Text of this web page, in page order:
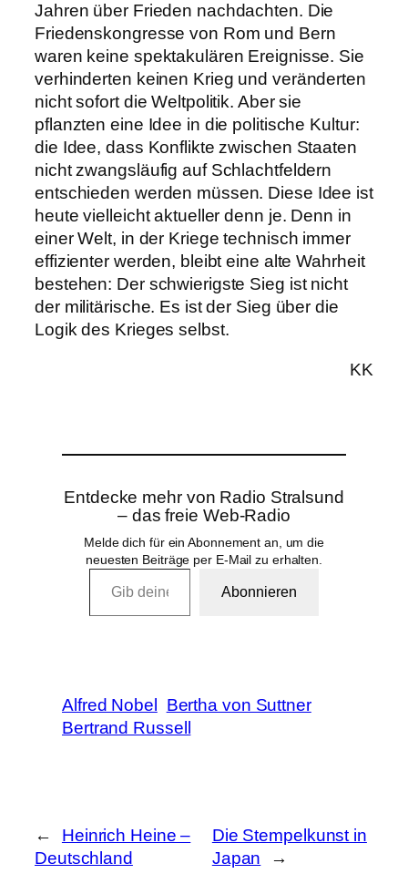
Jahren über Frieden nachdachten. Die
Friedenskongresse von Rom und Bern
waren keine spektakulären Ereignisse. Sie
verhinderten keinen Krieg und veränderten
nicht sofort die Weltpolitik. Aber sie
pflanzten eine Idee in die politische Kultur:
die Idee, dass Konflikte zwischen Staaten
nicht zwangsläufig auf Schlachtfeldern
entschieden werden müssen. Diese Idee ist
heute vielleicht aktueller denn je. Denn in
einer Welt, in der Kriege technisch immer
effizienter werden, bleibt eine alte Wahrheit
bestehen: Der schwierigste Sieg ist nicht
der militärische. Es ist der Sieg über die
Logik des Krieges selbst.
KK
Entdecke mehr von Radio Stralsund
– das freie Web-Radio
Melde dich für ein Abonnement an, um die
neuesten Beiträge per E-Mail zu erhalten.
Gib deine E-Mail-Adresse ein …
Abonnieren
Alfred Nobel Bertha von Suttner
Bertrand Russell
←
Heinrich Heine –
Deutschland
Die Stempelkunst in
Japan
→